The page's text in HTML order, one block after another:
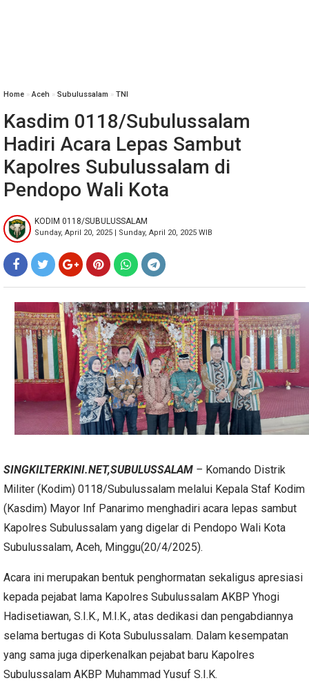
Home »Aceh » Subulussalam » TNI
Kasdim 0118/Subulussalam
Hadiri Acara Lepas Sambut
Kapolres Subulussalam di
Pendopo Wali Kota
KODIM 0118/SUBULUSSALAM
Sunday, April 20, 2025 | Sunday, April 20, 2025 WIB
SINGKILTERKINI.NET,SUBULUSSALAM – Komando Distrik
Militer (Kodim) 0118/Subulussalam melalui Kepala Staf Kodim
(Kasdim) Mayor Inf Panarimo menghadiri acara lepas sambut
Kapolres Subulussalam yang digelar di Pendopo Wali Kota
Subulussalam, Aceh, Minggu(20/4/2025).
Acara ini merupakan bentuk penghormatan sekaligus apresiasi
kepada pejabat lama Kapolres Subulussalam AKBP Yhogi
Hadisetiawan, S.I.K., M.I.K., atas dedikasi dan pengabdiannya
selama bertugas di Kota Subulussalam. Dalam kesempatan
yang sama juga diperkenalkan pejabat baru Kapolres
Subulussalam AKBP Muhammad Yusuf S.I.K.